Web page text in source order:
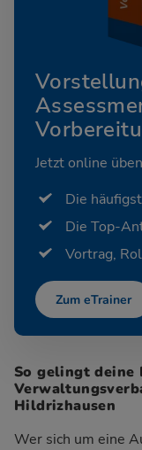
Jetzt online
Die
Die Top-
Vortrag,
Zum eTrainer
So gelingt deine
Hildrizhausen
Wer sich um eine